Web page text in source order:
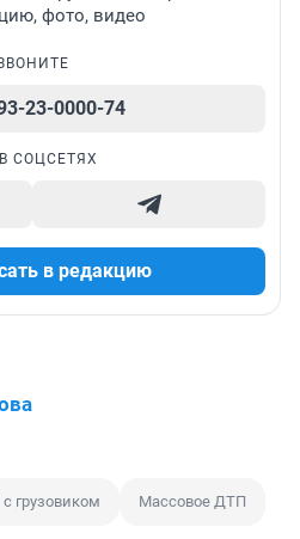
фото, видео
23-0000-74
СОЦСЕТЯХ
в редакцию
грузовиком Массовое ДТП